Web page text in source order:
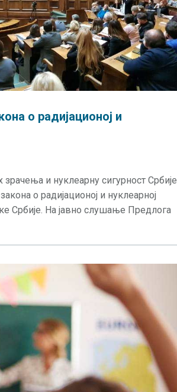
о радијационој и
зрачења и нуклеарну сигурност Србије
о радијационој и нуклеарној
Србије. На јавно слушање Предлога